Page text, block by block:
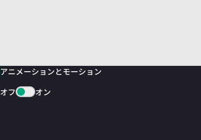
アニメーションとモーション
オフ
オン